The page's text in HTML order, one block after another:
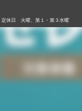
定休日 火曜、第１・第３水曜